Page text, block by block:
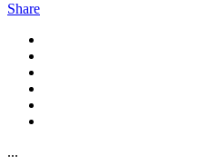
Share
...